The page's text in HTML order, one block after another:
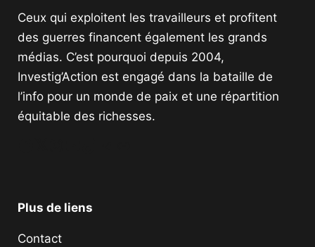
Ceux qui exploitent les travailleurs et profitent
des guerres financent également les grands
médias. C’est pourquoi depuis 2004,
Investig’Action est engagé dans la bataille de
l’info pour un monde de paix et une répartition
équitable des richesses.
Plus de liens
Contact